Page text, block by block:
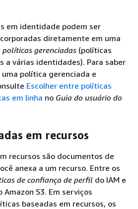
em identidade podem ser
diretamente em uma
políticas gerenciadas (políticas
a várias identidades). Para saber
política gerenciada e
Escolher entre políticas
em linha no Guia do usuário do
em recursos
recursos são documentos de
anexa a um recurso. Entre os
de confiança de perfil do IAM e
Amazon S3. Em serviços
baseadas em recursos, os